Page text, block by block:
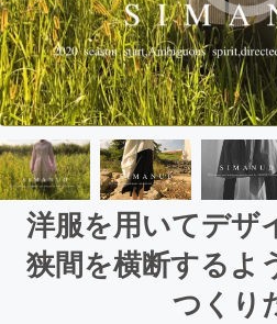
洋服を用いてデザ
狭間を横断するよ
つくり